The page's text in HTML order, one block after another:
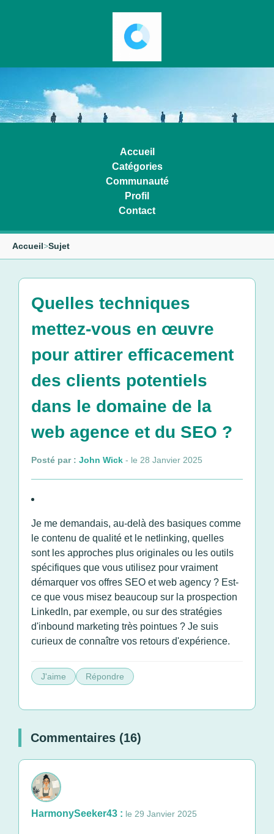
Accueil
Catégories
Communauté
Profil
Contact
Accueil>Sujet
Quelles techniques
mettez-vous en œuvre
pour attirer efficacement
des clients potentiels
dans le domaine de la
web agence et du SEO ?
Posté par : John Wick - le 28 Janvier 2025
Je me demandais, au-delà des basiques comme
le contenu de qualité et le netlinking, quelles
sont les approches plus originales ou les outils
spécifiques que vous utilisez pour vraiment
démarquer vos offres SEO et web agency ? Est-
ce que vous misez beaucoup sur la prospection
LinkedIn, par exemple, ou sur des stratégies
d'inbound marketing très pointues ? Je suis
curieux de connaître vos retours d'expérience.
J'aime Répondre
Commentaires (16)
HarmonySeeker43 : le 29 Janvier 2025